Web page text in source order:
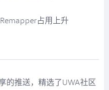
占用上升
的推送，精选了UWA社区